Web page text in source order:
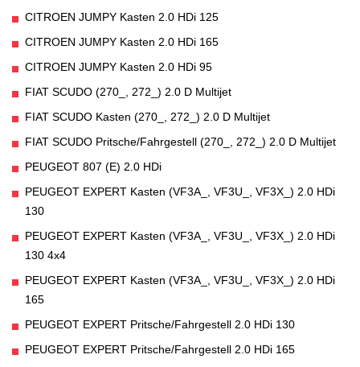
CITROEN JUMPY Kasten 2.0 HDi 125
CITROEN JUMPY Kasten 2.0 HDi 165
CITROEN JUMPY Kasten 2.0 HDi 95
FIAT SCUDO (270_, 272_) 2.0 D Multijet
FIAT SCUDO Kasten (270_, 272_) 2.0 D Multijet
FIAT SCUDO Pritsche/Fahrgestell (270_, 272_) 2.0 D Multijet
PEUGEOT 807 (E) 2.0 HDi
PEUGEOT EXPERT Kasten (VF3A_, VF3U_, VF3X_) 2.0 HDi
130
PEUGEOT EXPERT Kasten (VF3A_, VF3U_, VF3X_) 2.0 HDi
130 4x4
PEUGEOT EXPERT Kasten (VF3A_, VF3U_, VF3X_) 2.0 HDi
165
PEUGEOT EXPERT Pritsche/Fahrgestell 2.0 HDi 130
PEUGEOT EXPERT Pritsche/Fahrgestell 2.0 HDi 165